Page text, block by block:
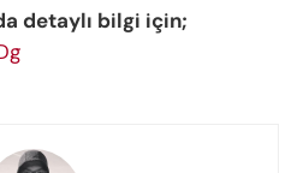
detaylı bilgi için;